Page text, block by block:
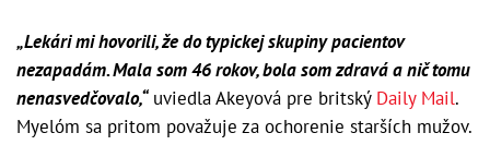
„Lekári mi hovorili, že do typickej skupiny pacientov
nezapadám. Mala som 46 rokov, bola som zdravá a nič tomu
nenasvedčovalo,“uviedla Akeyová pre britský Daily Mail.
Myelóm sa pritom považuje za ochorenie starších mužov.